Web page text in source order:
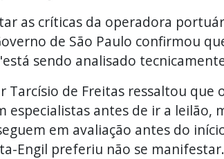
as críticas da operadora
de São Paulo confirmou
sendo analisado
Tarcísio de Freitas ressaltou
especialistas antes de ir a leilão,
em avaliação antes do
Engil preferiu não se manifestar.